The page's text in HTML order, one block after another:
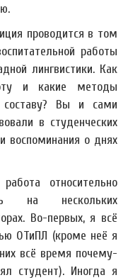
проводится в том
работы
лингвистики. Как
и какие методы
Вы и сами
в студенческих
воспоминания о днях
относительно
на нескольких
Во-первых, я всё
ОТиПЛ (кроме неё я
всё время почему-
студент). Иногда я